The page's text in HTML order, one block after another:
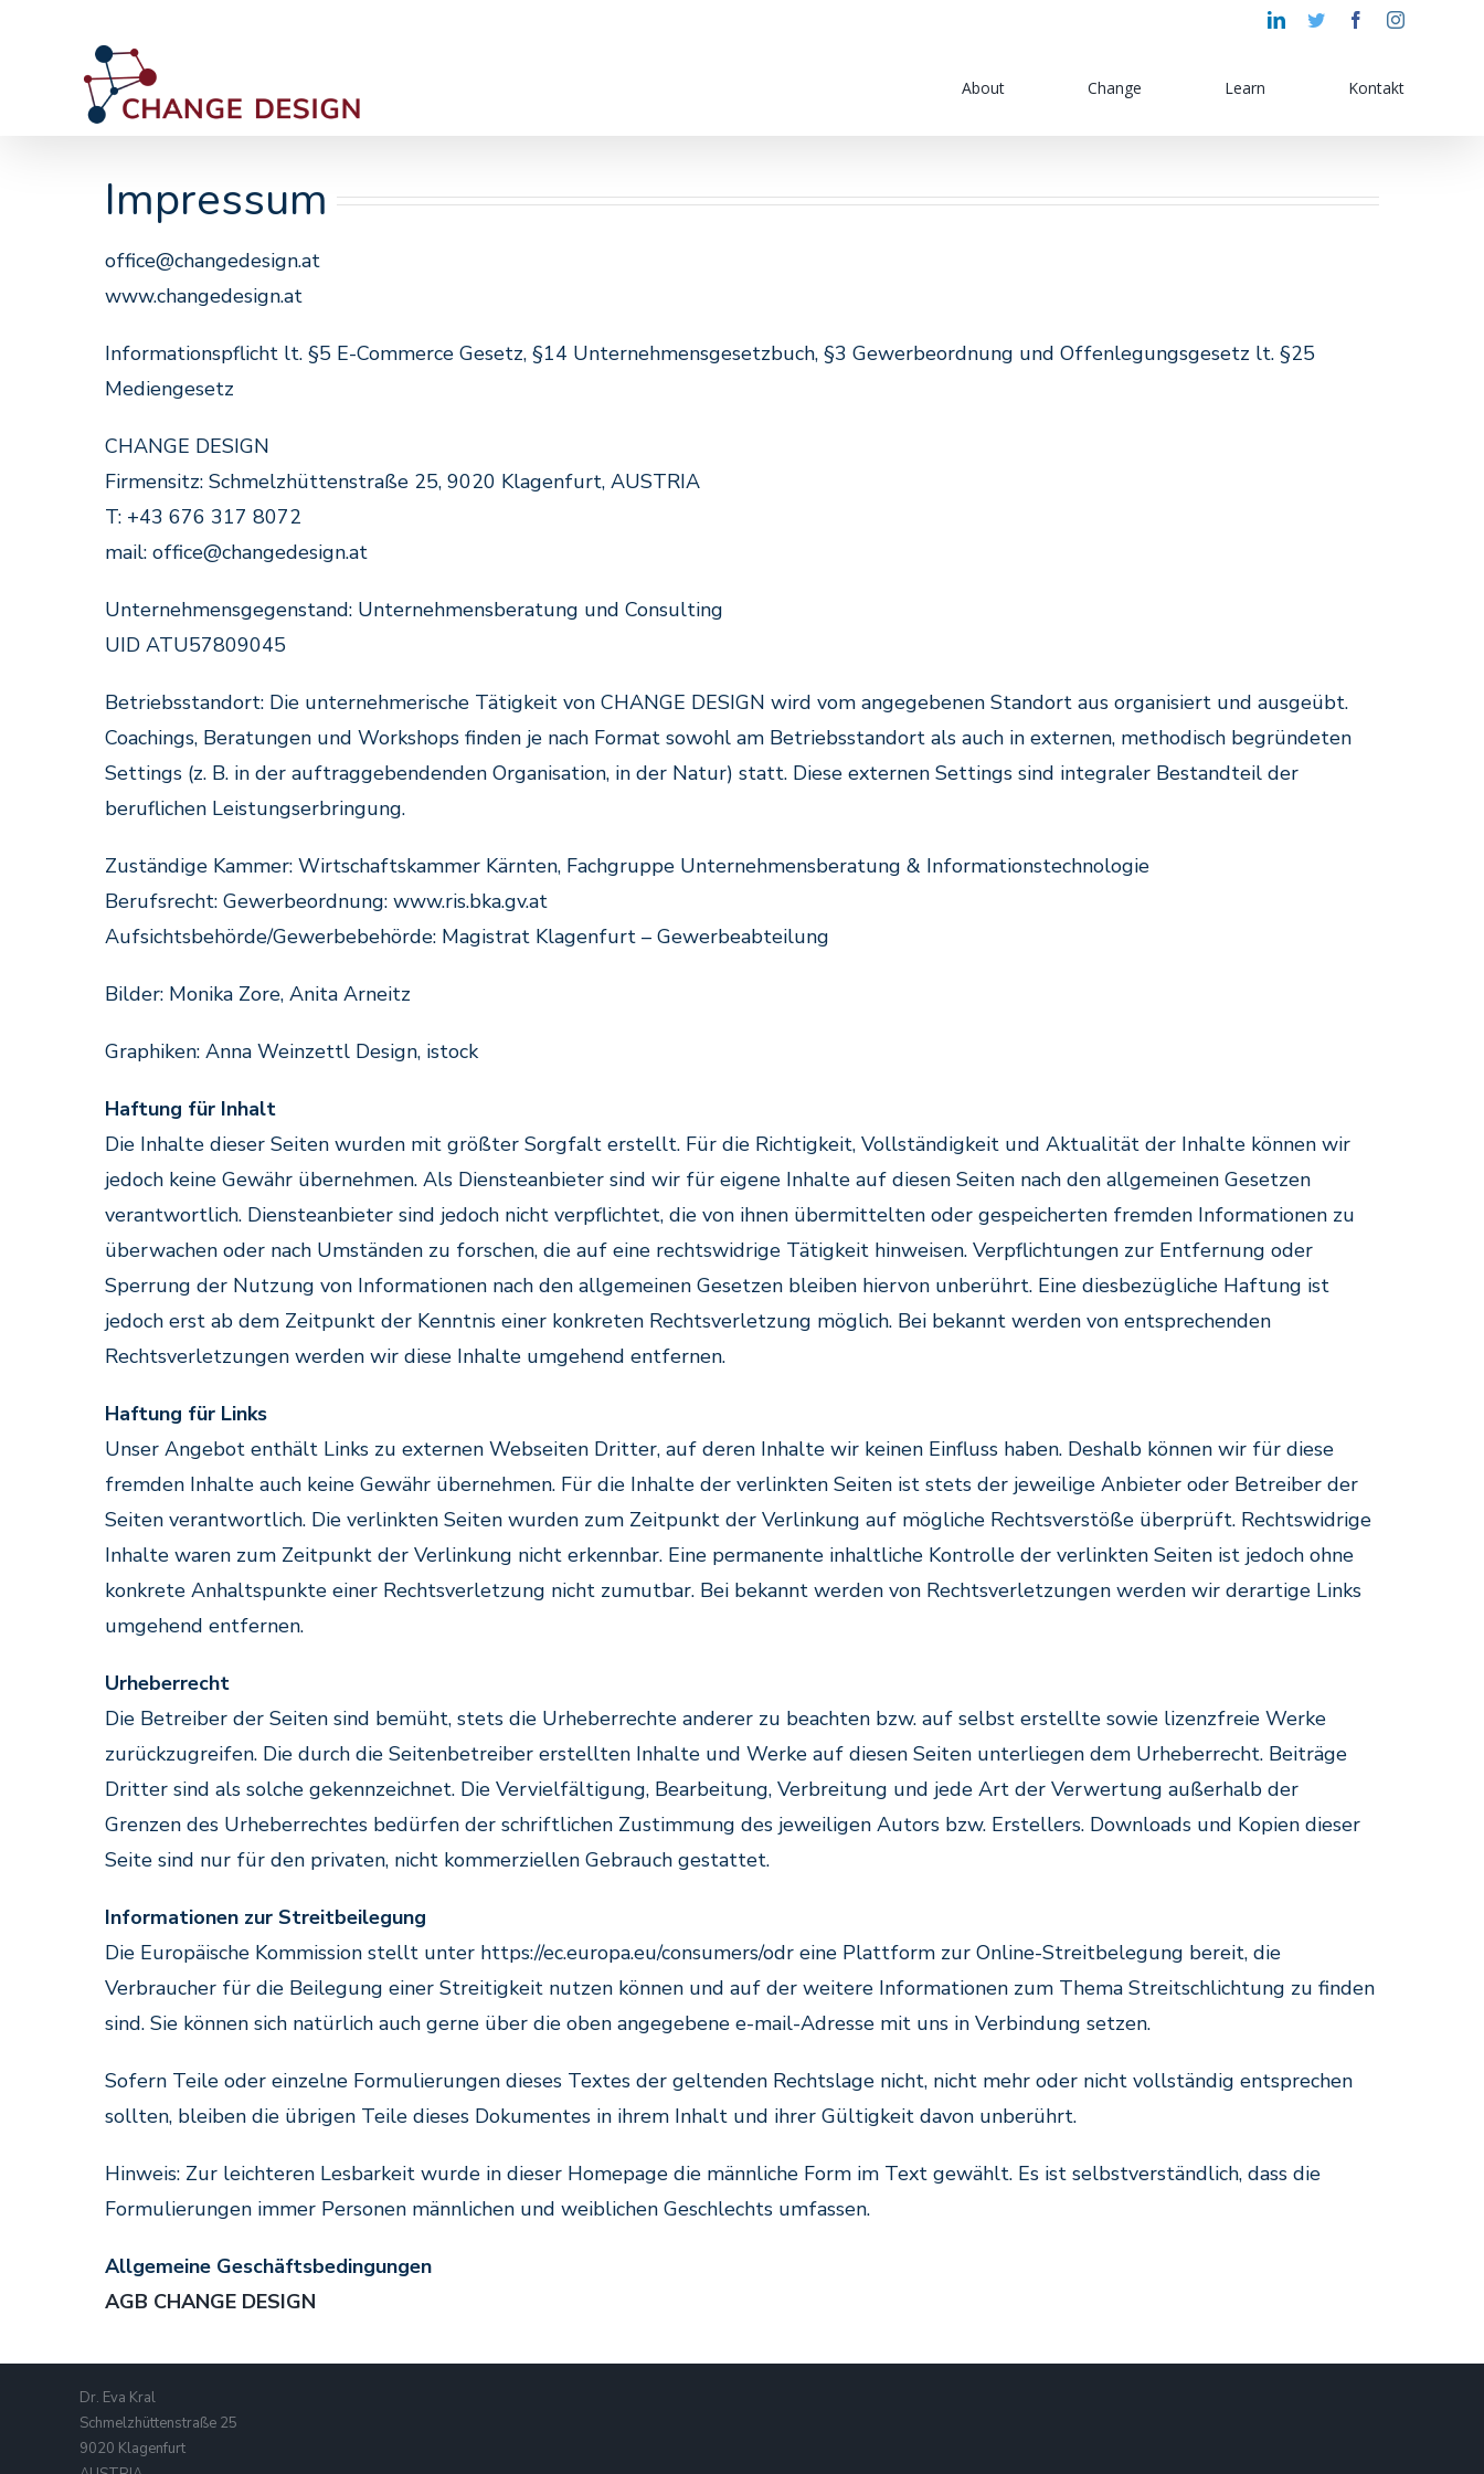
LinkedInTwitter FacebookInstagram
About Change Learn Kontakt
Impressum
office@changedesign.at
www.changedesign.at
Informationspflicht lt. §5 E-Commerce Gesetz, §14 Unternehmensgesetzbuch, §3 Gewerbeordnung und Offenlegungsgesetz lt. §25
Mediengesetz
CHANGE DESIGN
Firmensitz: Schmelzhüttenstraße 25, 9020 Klagenfurt, AUSTRIA
T: +43 676 317 8072
mail: office@changedesign.at
Unternehmensgegenstand: Unternehmensberatung und Consulting
UID ATU57809045
Betriebsstandort: Die unternehmerische Tätigkeit von CHANGE DESIGN wird vom angegebenen Standort aus organisiert und ausgeübt.
Coachings, Beratungen und Workshops finden je nach Format sowohl am Betriebsstandort als auch in externen, methodisch begründeten
Settings (z. B. in der auftraggebendenden Organisation, in der Natur) statt. Diese externen Settings sind integraler Bestandteil der
beruflichen Leistungserbringung.
Zuständige Kammer: Wirtschaftskammer Kärnten, Fachgruppe Unternehmensberatung & Informationstechnologie
Berufsrecht: Gewerbeordnung: www.ris.bka.gv.at
Aufsichtsbehörde/Gewerbebehörde: Magistrat Klagenfurt – Gewerbeabteilung
Bilder: Monika Zore, Anita Arneitz
Graphiken: Anna Weinzettl Design, istock
Haftung für Inhalt
Die Inhalte dieser Seiten wurden mit größter Sorgfalt erstellt. Für die Richtigkeit, Vollständigkeit und Aktualität der Inhalte können wir
jedoch keine Gewähr übernehmen. Als Diensteanbieter sind wir für eigene Inhalte auf diesen Seiten nach den allgemeinen Gesetzen
verantwortlich. Diensteanbieter sind jedoch nicht verpflichtet, die von ihnen übermittelten oder gespeicherten fremden Informationen zu
überwachen oder nach Umständen zu forschen, die auf eine rechtswidrige Tätigkeit hinweisen. Verpflichtungen zur Entfernung oder
Sperrung der Nutzung von Informationen nach den allgemeinen Gesetzen bleiben hiervon unberührt. Eine diesbezügliche Haftung ist
jedoch erst ab dem Zeitpunkt der Kenntnis einer konkreten Rechtsverletzung möglich. Bei bekannt werden von entsprechenden
Rechtsverletzungen werden wir diese Inhalte umgehend entfernen.
Haftung für Links
Unser Angebot enthält Links zu externen Webseiten Dritter, auf deren Inhalte wir keinen Einfluss haben. Deshalb können wir für diese
fremden Inhalte auch keine Gewähr übernehmen. Für die Inhalte der verlinkten Seiten ist stets der jeweilige Anbieter oder Betreiber der
Seiten verantwortlich. Die verlinkten Seiten wurden zum Zeitpunkt der Verlinkung auf mögliche Rechtsverstöße überprüft. Rechtswidrige
Inhalte waren zum Zeitpunkt der Verlinkung nicht erkennbar. Eine permanente inhaltliche Kontrolle der verlinkten Seiten ist jedoch ohne
konkrete Anhaltspunkte einer Rechtsverletzung nicht zumutbar. Bei bekannt werden von Rechtsverletzungen werden wir derartige Links
umgehend entfernen.
Urheberrecht
Die Betreiber der Seiten sind bemüht, stets die Urheberrechte anderer zu beachten bzw. auf selbst erstellte sowie lizenzfreie Werke
zurückzugreifen. Die durch die Seitenbetreiber erstellten Inhalte und Werke auf diesen Seiten unterliegen dem Urheberrecht. Beiträge
Dritter sind als solche gekennzeichnet. Die Vervielfältigung, Bearbeitung, Verbreitung und jede Art der Verwertung außerhalb der
Grenzen des Urheberrechtes bedürfen der schriftlichen Zustimmung des jeweiligen Autors bzw. Erstellers. Downloads und Kopien dieser
Seite sind nur für den privaten, nicht kommerziellen Gebrauch gestattet.
Informationen zur Streitbeilegung
Die Europäische Kommission stellt unter https://ec.europa.eu/consumers/odr eine Plattform zur Online-Streitbelegung bereit, die
Verbraucher für die Beilegung einer Streitigkeit nutzen können und auf der weitere Informationen zum Thema Streitschlichtung zu finden
sind. Sie können sich natürlich auch gerne über die oben angegebene e-mail-Adresse mit uns in Verbindung setzen.
Sofern Teile oder einzelne Formulierungen dieses Textes der geltenden Rechtslage nicht, nicht mehr oder nicht vollständig entsprechen
sollten, bleiben die übrigen Teile dieses Dokumentes in ihrem Inhalt und ihrer Gültigkeit davon unberührt.
Hinweis: Zur leichteren Lesbarkeit wurde in dieser Homepage die männliche Form im Text gewählt. Es ist selbstverständlich, dass die
Formulierungen immer Personen männlichen und weiblichen Geschlechts umfassen.
Allgemeine Geschäftsbedingungen
AGB CHANGE DESIGN
Dr. Eva Kral
Schmelzhüttenstraße 25
9020 Klagenfurt